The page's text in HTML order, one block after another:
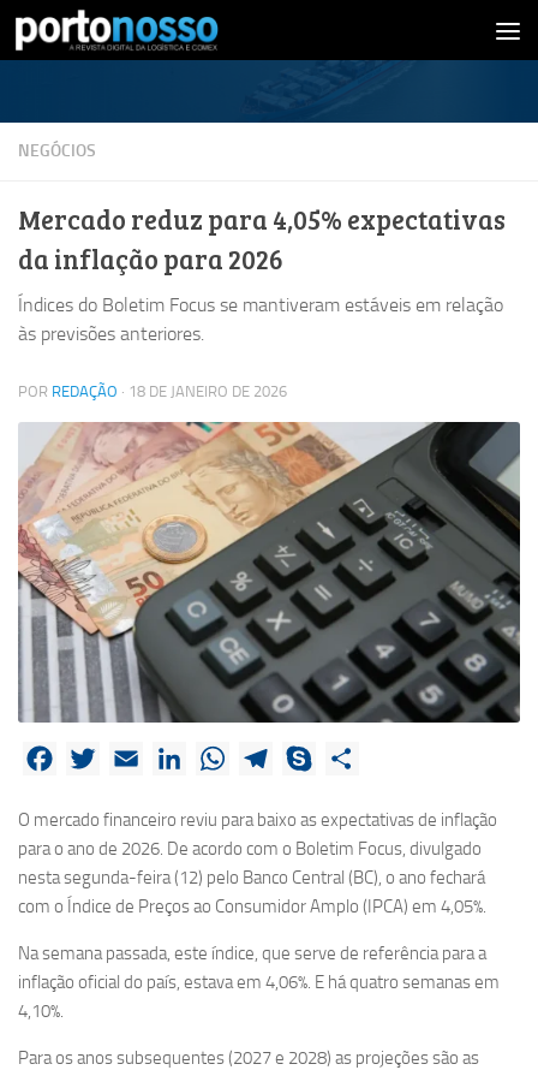
Skip to content
NEGÓCIOS
Mercado reduz para 4,05% expectativas
da inflação para 2026
Índices do Boletim Focus se mantiveram estáveis em relação
às previsões anteriores.
POR REDAÇÃO · 18 DE JANEIRO DE 2026
Facebook
Twitter Email LinkedInWhatsAppTelegram
Skype
O mercado financeiro reviu para baixo as expectativas de inflação
para o ano de 2026. De acordo com o Boletim Focus, divulgado
nesta segunda-feira (12) pelo Banco Central (BC), o ano fechará
com o Índice de Preços ao Consumidor Amplo (IPCA) em 4,05%.
Na semana passada, este índice, que serve de referência para a
inflação oficial do país, estava em 4,06%. E há quatro semanas em
4,10%.
Para os anos subsequentes (2027 e 2028) as projeções são as